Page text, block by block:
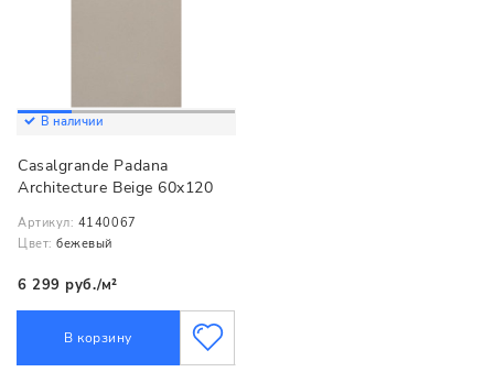
В наличии
Casalgrande Padana
Architecture Beige 60x120
Артикул: 4140067
Цвет: бежевый
6 299 руб./м²
В корзину